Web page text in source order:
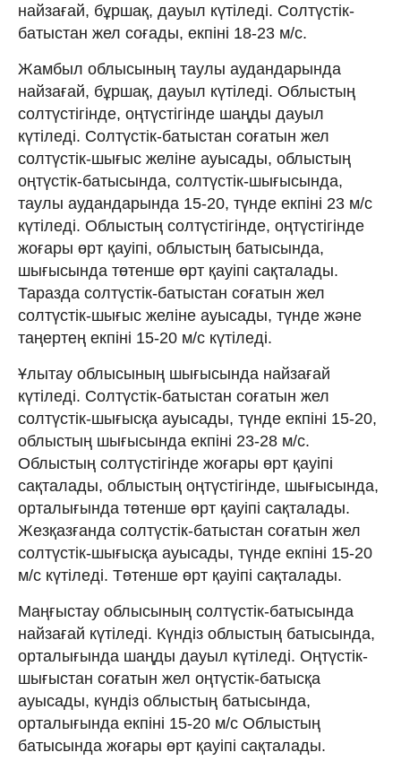
найзағай, бұршақ, дауыл күтіледі. Солтүстік-
батыстан жел соғады, екпіні 18-23 м/с.
Жамбыл облысының таулы аудандарында
найзағай, бұршақ, дауыл күтіледі. Облыстың
солтүстігінде, оңтүстігінде шаңды дауыл
күтіледі. Солтүстік-батыстан соғатын жел
солтүстік-шығыс желіне ауысады, облыстың
оңтүстік-батысында, солтүстік-шығысында,
таулы аудандарында 15-20, түнде екпіні 23 м/с
күтіледі. Облыстың солтүстігінде, оңтүстігінде
жоғары өрт қауіпі, облыстың батысында,
шығысында төтенше өрт қауіпі сақталады.
Таразда солтүстік-батыстан соғатын жел
солтүстік-шығыс желіне ауысады, түнде және
таңертең екпіні 15-20 м/с күтіледі.
Ұлытау облысының шығысында найзағай
күтіледі. Солтүстік-батыстан соғатын жел
солтүстік-шығысқа ауысады, түнде екпіні 15-20,
облыстың шығысында екпіні 23-28 м/с.
Облыстың солтүстігінде жоғары өрт қауіпі
сақталады, облыстың оңтүстігінде, шығысында,
орталығында төтенше өрт қауіпі сақталады.
Жезқазғанда солтүстік-батыстан соғатын жел
солтүстік-шығысқа ауысады, түнде екпіні 15-20
м/с күтіледі. Төтенше өрт қауіпі сақталады.
Маңғыстау облысының солтүстік-батысында
найзағай күтіледі. Күндіз облыстың батысында,
орталығында шаңды дауыл күтіледі. Оңтүстік-
шығыстан соғатын жел оңтүстік-батысқа
ауысады, күндіз облыстың батысында,
орталығында екпіні 15-20 м/с Облыстың
батысында жоғары өрт қауіпі сақталады.